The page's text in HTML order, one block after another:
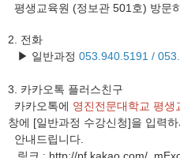
평생교육원 (정보관 501호) 방문
2. 전화
▶ 일반과정 053.940.5191 /
3. 카카오톡 플러스친구
카카오톡에 영진전문대학교 평생
창에 [일반과정 수강신청]을 입력
안내드립니다.